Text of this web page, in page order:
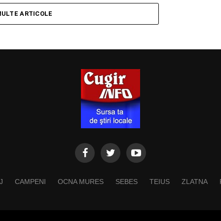
ARTICOLE
CAMPENI OCNA MURES SEBES TEIUS ZLATNA